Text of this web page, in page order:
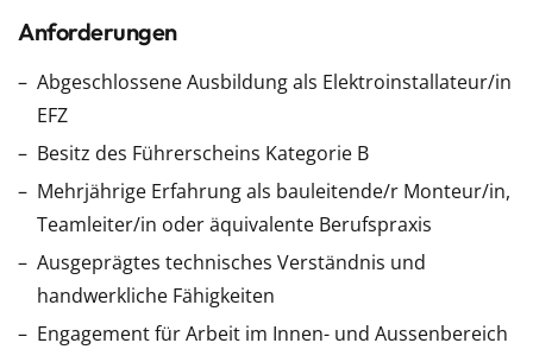
Anforderungen
Abgeschlossene Ausbildung als Elektroinstallateur/in
EFZ
Besitz des Führerscheins Kategorie B
Mehrjährige Erfahrung als bauleitende/r Monteur/in,
Teamleiter/in oder äquivalente Berufspraxis
Ausgeprägtes technisches Verständnis und
handwerkliche Fähigkeiten
Engagement für Arbeit im Innen- und Aussenbereich